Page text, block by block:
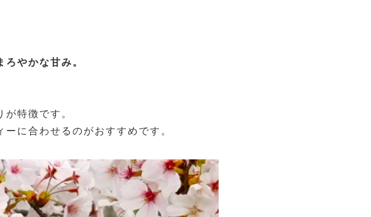
やかな甘み。
特徴です。
に合わせるのがおすすめです。